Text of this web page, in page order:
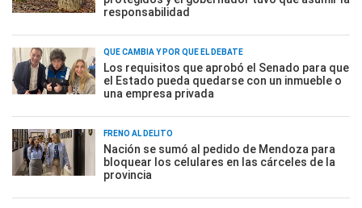
responsabilidad
QUÉ CAMBIA Y POR QUÉ EL DEBATE
Los requisitos que aprobó el Senado para que
el Estado pueda quedarse con un inmueble o
una empresa privada
FRENO AL DELITO
Nación se sumó al pedido de Mendoza para
bloquear los celulares en las cárceles de la
provincia